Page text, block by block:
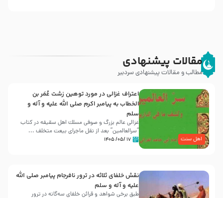
مقالات پیشنهادی
مطالب و مقالات پیشنهادی سردبیر
اهل سنت
اعتراف غزالی در مورد توهین زشت عُمَر بن
الخطاب به پیامبر اکرم صلی الله علیه و آله و
سلم
غزالی عالم بزرگ و صوفی مسلك اهل سقيفه در کتاب
“سرالعالمین” بعد از نقل ماجرای بیعت متخلف ...
۱۷ /۰۵/ ۱۴۰۵
نقش خلفای ثلاثه در ترور نافرجام پیامبر صلی الله
علیه و آله و سلم
طبق برخی شواهد و قرائن خلفای سه‌گانه در ترور